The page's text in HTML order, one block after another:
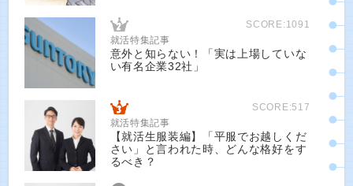
SCORE:1091
就活特集記事
意外と知らない！「実は上場していな
い有名企業32社」
SCORE:517
就活特集記事
【就活生服装編】「平服でお越しくだ
さい」と言われた時、どんな格好をす
るべき？